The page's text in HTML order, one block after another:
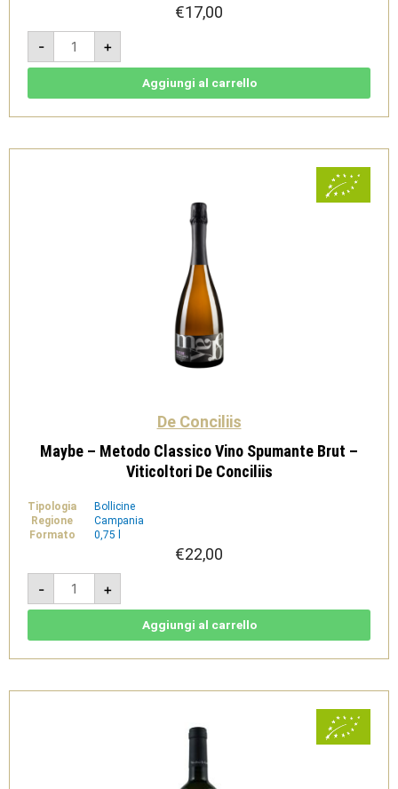
€17,00
-
Misterioso
2020
-
Aglianicone
-
Conciliis
+
Aggiungi al carrello
De Conciliis
Maybe – Metodo Classico Vino Spumante Brut –
Viticoltori De Conciliis
Tipologia
Bollicine
Regione
Campania
Formato
0,75 l
€22,00
-
Maybe
Metodo
Classico
-
Conciliis
+
Aggiungi al carrello